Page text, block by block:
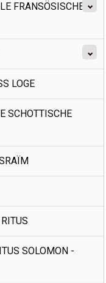
FRANSÖSISCHE
LOGE
SCHOTTISCHE
SOLOMON -